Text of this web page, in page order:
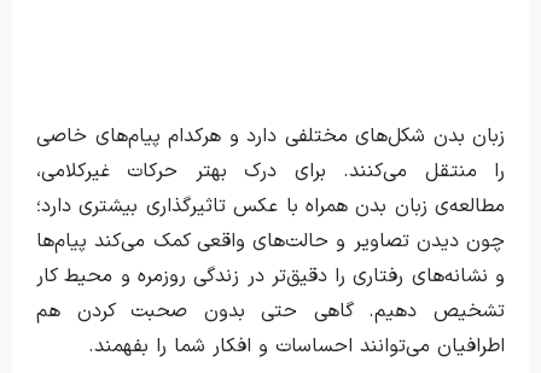
زبان بدن شکل‌های مختلفی دارد و هرکدام پیام‌های خاصی
را منتقل می‌کنند. برای درک بهتر حرکات غیرکلامی،
مطالعه‌ی زبان بدن همراه با عکس تاثیرگذاری بیشتری دارد؛
چون دیدن تصاویر و حالت‌های واقعی کمک می‌کند پیام‌ها
و نشانه‌های رفتاری را دقیق‌تر در زندگی روزمره و محیط کار
تشخیص دهیم. گاهی حتی بدون صحبت کردن هم
اطرافیان می‌توانند احساسات و افکار شما را بفهمند.